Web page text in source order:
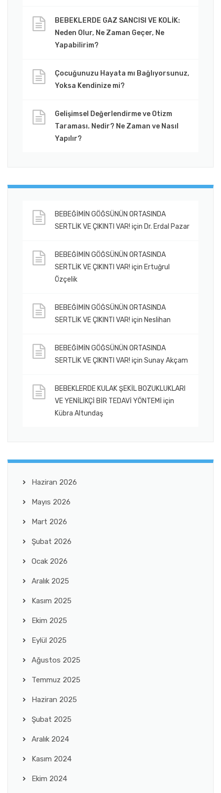
BEBEKLERDE GAZ SANCISI VE KOLİK:
Neden Olur, Ne Zaman Geçer, Ne
Yapabilirim?
Çocuğunuzu Hayata mı Bağlıyorsunuz,
Yoksa Kendinize mi?
Gelişimsel Değerlendirme ve Otizm
Taraması. Nedir? Ne Zaman ve Nasıl
Yapılır?
BEBEĞİMİN GÖĞSÜNÜN ORTASINDA
SERTLİK VE ÇIKINTI VAR! için Dr. Erdal Pazar
BEBEĞİMİN GÖĞSÜNÜN ORTASINDA
SERTLİK VE ÇIKINTI VAR! için Ertuğrul
Özçelik
BEBEĞİMİN GÖĞSÜNÜN ORTASINDA
SERTLİK VE ÇIKINTI VAR! için Neslihan
BEBEĞİMİN GÖĞSÜNÜN ORTASINDA
SERTLİK VE ÇIKINTI VAR! için Sunay Akçam
BEBEKLERDE KULAK ŞEKİL BOZUKLUKLARI
VE YENİLİKÇİ BİR TEDAVİ YÖNTEMİ için
Kübra Altundaş
Haziran 2026
Mayıs 2026
Mart 2026
Şubat 2026
Ocak 2026
Aralık 2025
Kasım 2025
Ekim 2025
Eylül 2025
Ağustos 2025
Temmuz 2025
Haziran 2025
Şubat 2025
Aralık 2024
Kasım 2024
Ekim 2024